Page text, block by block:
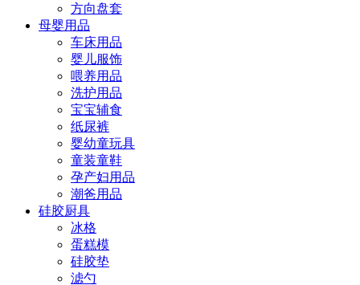
方向盘套
母婴用品
车床用品
婴儿服饰
喂养用品
洗护用品
宝宝辅食
纸尿裤
婴幼童玩具
童装童鞋
孕产妇用品
潮爸用品
硅胶厨具
冰格
蛋糕模
硅胶垫
滤勺